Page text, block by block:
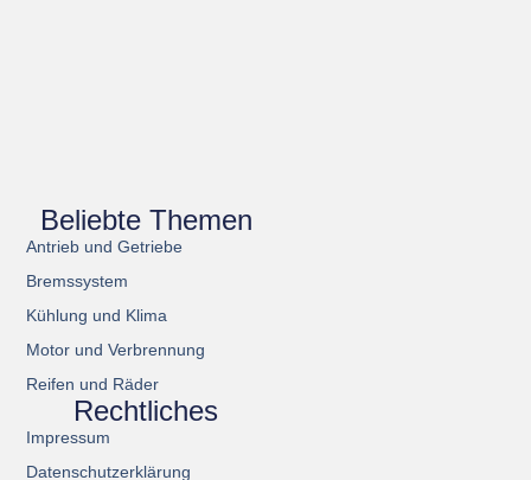
Beliebte Themen
Antrieb und Getriebe
Bremssystem
Kühlung und Klima
Motor und Verbrennung
Reifen und Räder
Rechtliches
Impressum
Datenschutzerklärung